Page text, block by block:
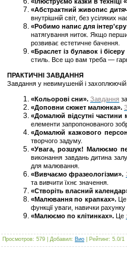
«Абстрактний живопис
внутрішній світ, без усіляких
«Робимо напис для інтер'єру
натягування ниток. Якщо
розвиває естетичне бачення.
«Браслет із булавок і
стиль. Все що вам треба —
ПРАКТИЧНІ ЗАВДАННЯ
Завдання у невимушеній і
«Кольорові сни». Завдання
«Доповни сюжет малюнка».
«Домалюй відсутні частини
елементи запропонованого
«Домалюй казкового
творчого задуму.
«Увага, розшук! Малюємо
виконання завдань дитина
для малювання.
«Вивчаємо фразеологізми».
та вивчити їхнє значення.
«Створіть власний
«Малювання по крапках».
функції уваги, навички
«Малюємо по клітинках». Це
Просмотров: 579 Добавил: Вио Рейтинг: 5.0/1